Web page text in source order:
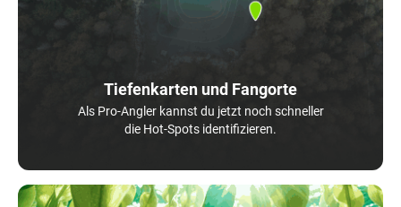
Tiefenkarten und Fangorte
Als Pro-Angler kannst du jetzt noch schneller
die Hot-Spots identifizieren.